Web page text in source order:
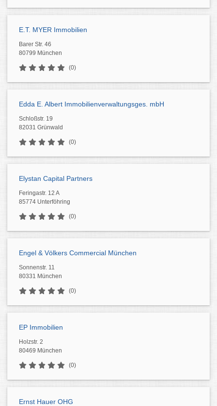
E.T. MYER Immobilien
Barer Str. 46
80799 München
(0)
Edda E. Albert Immobilienverwaltungsges. mbH
Schloßstr. 19
82031 Grünwald
(0)
Elystan Capital Partners
Feringastr. 12 A
85774 Unterföhring
(0)
Engel & Völkers Commercial München
Sonnenstr. 11
80331 München
(0)
EP Immobilien
Holzstr. 2
80469 München
(0)
Ernst Hauer OHG